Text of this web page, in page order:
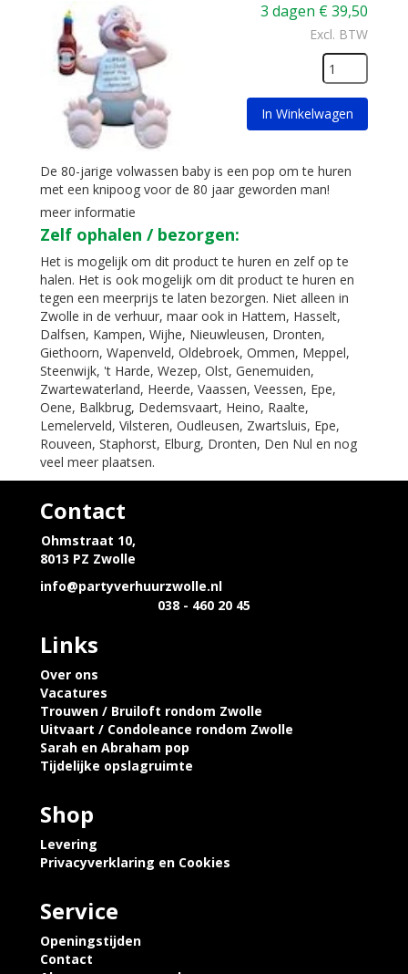
3 dagen €39,50
Excl. BTW
In Winkelwagen
De 80-jarige volwassen baby is een pop om te huren
met een knipoog voor de 80 jaar geworden man!
meer informatie
Zelf ophalen / bezorgen:
Het is mogelijk om dit product te huren en zelf op te
halen. Het is ook mogelijk om dit product te huren en
tegen een meerprijs te laten bezorgen. Niet alleen in
Zwolle in de verhuur, maar ook in Hattem, Hasselt,
Dalfsen, Kampen, Wijhe, Nieuwleusen, Dronten,
Giethoorn, Wapenveld, Oldebroek, Ommen, Meppel,
Steenwijk, 't Harde, Wezep, Olst, Genemuiden,
Zwartewaterland, Heerde, Vaassen, Veessen, Epe,
Oene, Balkbrug, Dedemsvaart, Heino, Raalte,
Lemelerveld, Vilsteren, Oudleusen, Zwartsluis, Epe,
Rouveen, Staphorst, Elburg, Dronten, Den Nul en nog
veel meer plaatsen.
Contact
Ohmstraat 10,
8013 PZ Zwolle
info@partyverhuurzwolle.nl
038 - 460 20 45
Links
Over ons
Vacatures
Trouwen / Bruiloft rondom Zwolle
Uitvaart / Condoleance rondom Zwolle
Sarah en Abraham pop
Tijdelijke opslagruimte
Shop
Levering
Privacyverklaring en Cookies
Service
Openingstijden
Contact